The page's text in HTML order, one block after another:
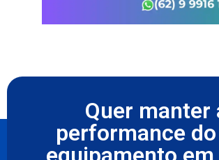
Quer manter
performance